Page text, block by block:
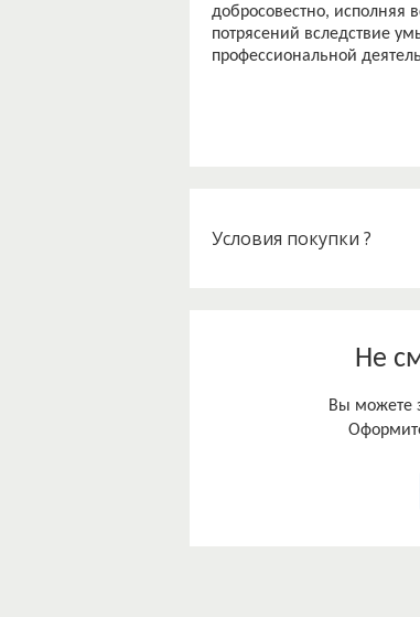
добросовестно, исполняя
потрясений вследствие
профессиональной
Условия покупки ?
Не
Вы можете